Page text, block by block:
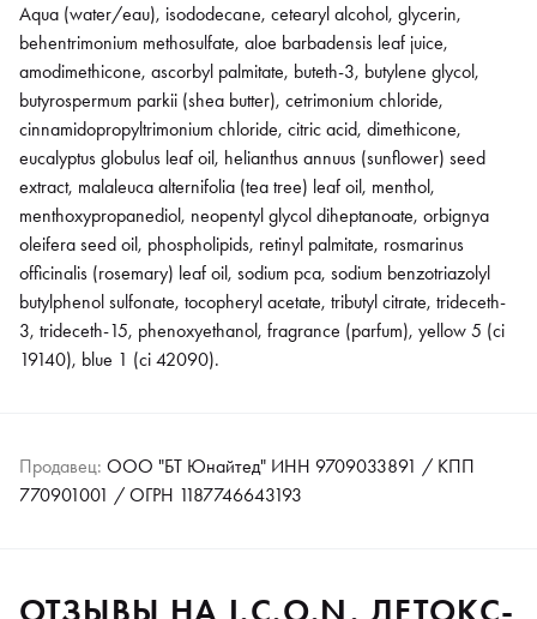
Aqua (water/eau), isododecane, cetearyl alcohol, glycerin,
behentrimonium methosulfate, aloe barbadensis leaf juice,
amodimethicone, ascorbyl palmitate, buteth-3, butylene glycol,
butyrospermum parkii (shea butter), cetrimonium chloride,
cinnamidopropyltrimonium chloride, citric acid, dimethicone,
eucalyptus globulus leaf oil, helianthus annuus (sunflower) seed
extract, malaleuca alternifolia (tea tree) leaf oil, menthol,
menthoxypropanediol, neopentyl glycol diheptanoate, orbignya
oleifera seed oil, phospholipids, retinyl palmitate, rosmarinus
officinalis (rosemary) leaf oil, sodium pca, sodium benzotriazolyl
butylphenol sulfonate, tocopheryl acetate, tributyl citrate, trideceth-
3, trideceth-15, phenoxyethanol, fragrance (parfum), yellow 5 (ci
19140), blue 1 (ci 42090).
Продавец: ООО "БТ Юнайтед" ИНН 9709033891 / КПП
770901001 / ОГРН 1187746643193